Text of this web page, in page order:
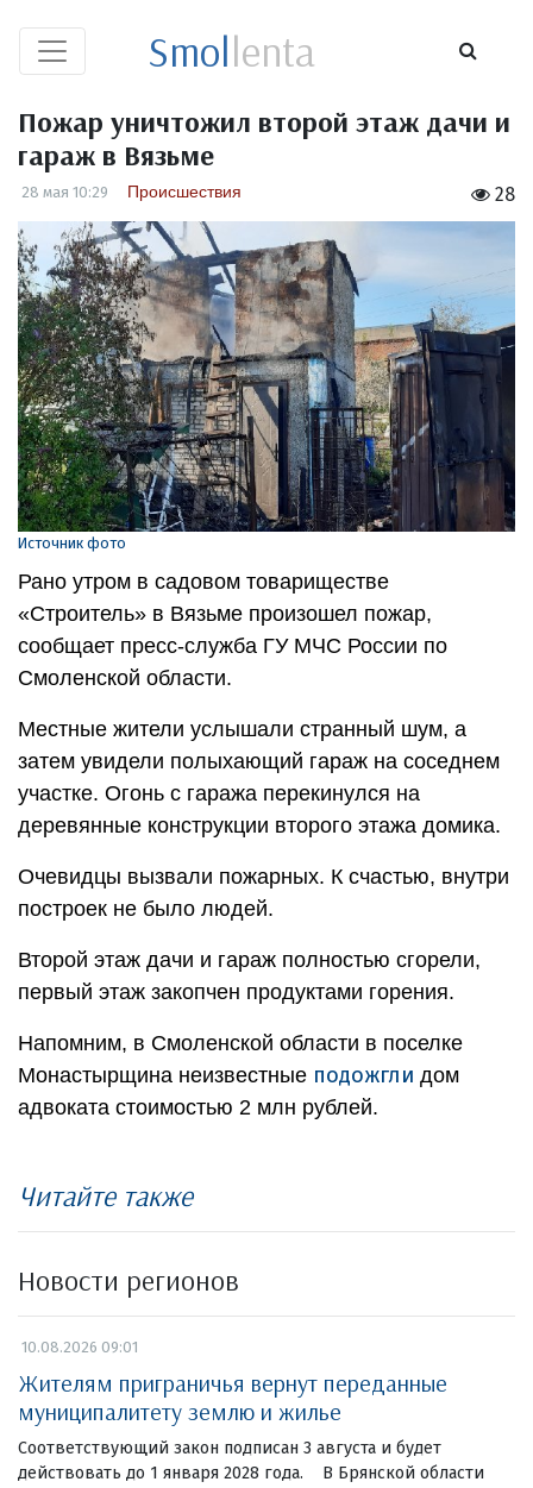
Smollenta
Пожар уничтожил второй этаж дачи и
гараж в Вязьме
28
28 мая 10:29 Происшествия
Источник фото
Рано утром в садовом товариществе
«Строитель» в Вязьме произошел пожар,
сообщает пресс-служба ГУ МЧС России по
Смоленской области.
Местные жители услышали странный шум, а
затем увидели полыхающий гараж на соседнем
участке. Огонь с гаража перекинулся на
деревянные конструкции второго этажа домика.
Очевидцы вызвали пожарных. К счастью, внутри
построек не было людей.
Второй этаж дачи и гараж полностью сгорели,
первый этаж закопчен продуктами горения.
Напомним, в Смоленской области в поселке
Монастырщина неизвестные подожгли дом
адвоката стоимостью 2 млн рублей.
Читайте также
Новости регионов
10.08.2026 09:01
Жителям приграничья вернут переданные
муниципалитету землю и жилье
Соответствующий закон подписан 3 августа и будет
действовать до 1 января 2028 года. В Брянской области